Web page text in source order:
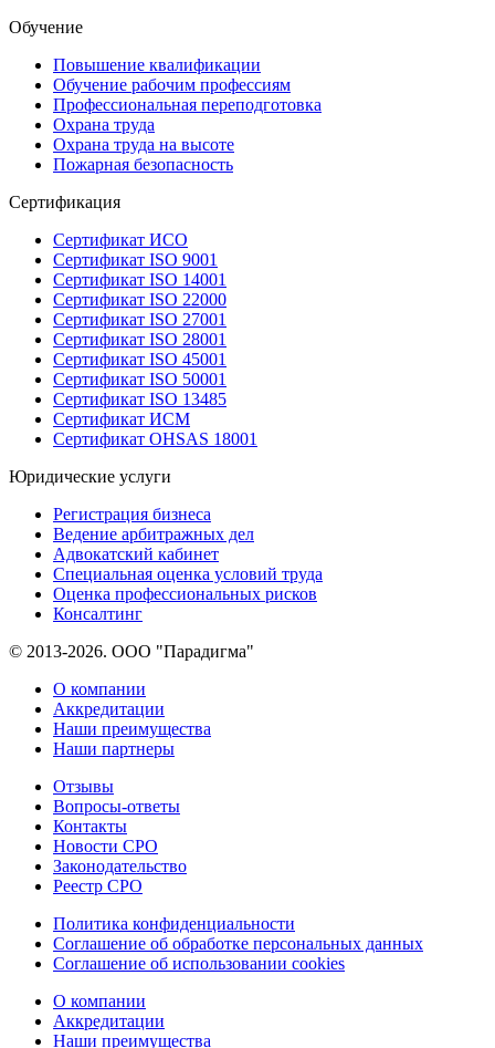
Обучение
Повышение квалификации
Обучение рабочим профессиям
Профессиональная переподготовка
Охрана труда
Охрана труда на высоте
Пожарная безопасность
Сертификация
Сертификат ИСО
Сертификат ISO 9001
Сертификат ISO 14001
Сертификат ISO 22000
Сертификат ISO 27001
Сертификат ISO 28001
Сертификат ISO 45001
Сертификат ISO 50001
Сертификат ISO 13485
Сертификат ИСМ
Сертификат OHSAS 18001
Юридические услуги
Регистрация бизнеса
Ведение арбитражных дел
Адвокатский кабинет
Специальная оценка условий труда
Оценка профессиональных рисков
Консалтинг
© 2013-2026. ООО "Парадигма"
О компании
Аккредитации
Наши преимущества
Наши партнеры
Отзывы
Вопросы-ответы
Контакты
Новости СРО
Законодательство
Реестр СРО
Политика конфиденциальности
Соглашение об обработке персональных данных
Соглашение об использовании cookies
О компании
Аккредитации
Наши преимущества